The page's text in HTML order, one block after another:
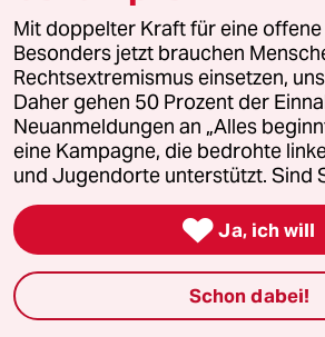
zugänglichen Journalismus – und
zivilgesellschaftliches
auch? Dann machen Sie mit und
unsere Aktion.
Jetzt
taz.am Wochenende
Mit doppelter Kraft für eine offene
Besonders jetzt brauchen
Rechtsextremismus einsetzen,
Daher gehen 50 Prozent der
Neuanmeldungen an „Alles
eine Kampagne, die bedrohte
und Jugendorte unterstützt. Sind
 Ja, ich will
Schon dabei!